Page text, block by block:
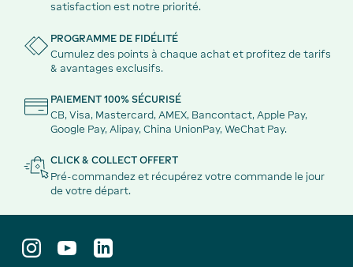
satisfaction est notre priorité.
PROGRAMME DE FIDÉLITÉ
Cumulez des points à chaque achat et profitez de tarifs
& avantages exclusifs.
PAIEMENT 100% SÉCURISÉ
CB, Visa, Mastercard, AMEX, Bancontact, Apple Pay,
Google Pay, Alipay, China UnionPay, WeChat Pay.
CLICK & COLLECT OFFERT
Pré-commandez et récupérez votre commande le jour
de votre départ.